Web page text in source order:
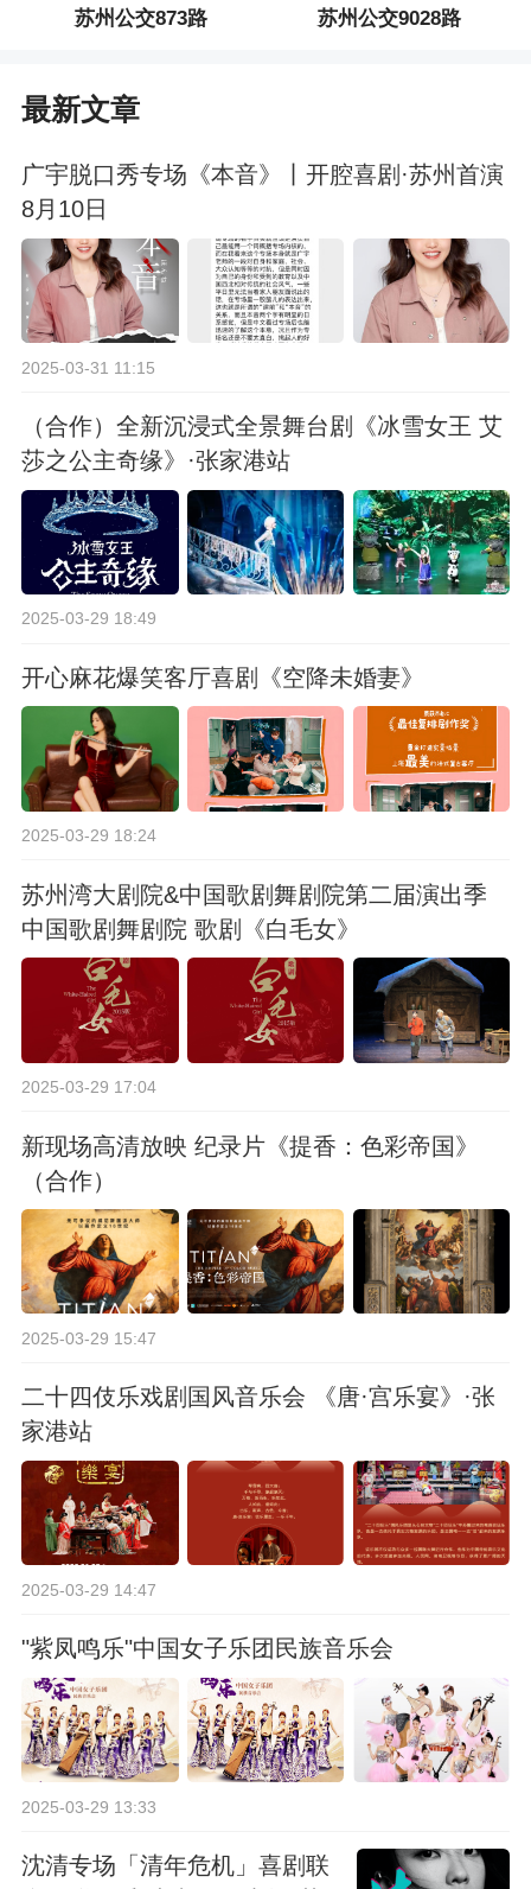
苏州公交873路 苏州公交9028路
最新文章
广宇脱口秀专场《本音》丨开腔喜剧·苏州首演
8月10日
2025-03-31 11:15
（合作）全新沉浸式全景舞台剧《冰雪女王 艾
莎之公主奇缘》·张家港站
2025-03-29 18:49
开心麻花爆笑客厅喜剧《空降未婚妻》
2025-03-29 18:24
苏州湾大剧院&中国歌剧舞剧院第二届演出季
中国歌剧舞剧院 歌剧《白毛女》
2025-03-29 17:04
新现场高清放映 纪录片《提香：色彩帝国》
（合作）
2025-03-29 15:47
二十四伎乐戏剧国风音乐会 《唐·宫乐宴》·张
家港站
2025-03-29 14:47
"紫凤鸣乐"中国女子乐团民族音乐会
2025-03-29 13:33
沈清专场「清年危机」喜剧联